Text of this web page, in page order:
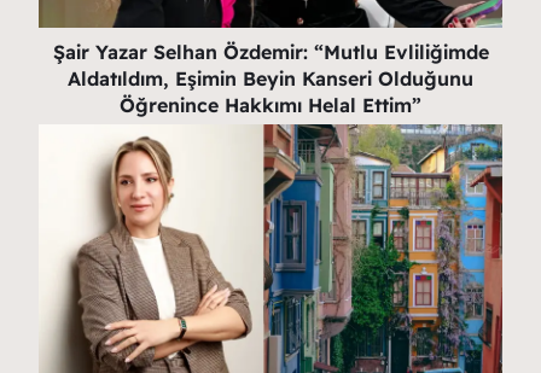
Şair Yazar Selhan Özdemir: “Mutlu Evliliğimde
Aldatıldım, Eşimin Beyin Kanseri Olduğunu
Öğrenince Hakkımı Helal Ettim”